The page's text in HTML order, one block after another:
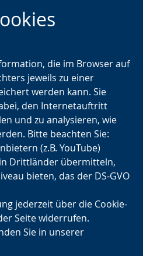
Zur
Hauptnavigation
Zur
Seitennavigation
Zum
Inhalt
die im Browser auf
jeweils zu einer
werden kann. Sie
den Internetauftritt
und zu analysieren, wie
Bitte beachten Sie:
(z.B. YouTube)
Drittländer übermitteln,
bieten, das der DS-GVO
jederzeit über die Cookie-
Seite widerrufen.
Sie in unserer